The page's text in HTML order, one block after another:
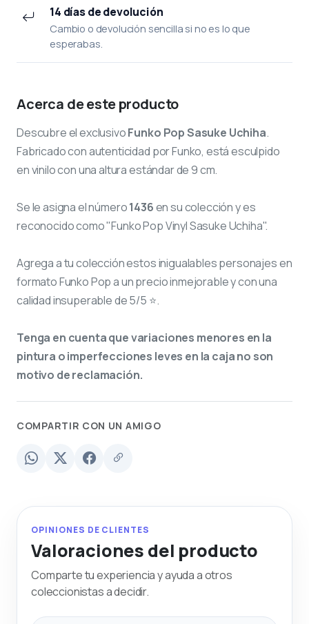
14 días de devolución
Cambio o devolución sencilla si no es lo que
esperabas.
Acerca de este producto
Descubre el exclusivoFunko Pop Sasuke Uchiha.
Fabricado con autenticidad por Funko, está esculpido
en vinilo con una altura estándar de 9 cm.
Se le asigna el número1436en su colección y es
reconocido como "Funko Pop Vinyl Sasuke Uchiha".
Agrega a tu colección estos inigualables personajes en
formato Funko Pop a un precio inmejorable y con una
calidad insuperable de 5/5 ⭐.
Tenga en cuenta que variaciones menores en la
pintura o imperfecciones leves en la caja no son
motivo de reclamación.
COMPARTIR CON UN AMIGO
OPINIONES DE CLIENTES
Valoraciones del producto
Comparte tu experiencia y ayuda a otros
coleccionistas a decidir.